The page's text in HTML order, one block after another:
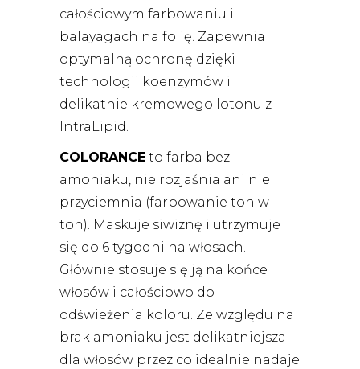
całościowym farbowaniu i
balayagach na folię. Zapewnia
optymalną ochronę dzięki
technologii koenzymów i
delikatnie kremowego lotonu z
IntraLipid.
COLORANCE to farba bez
amoniaku, nie rozjaśnia ani nie
przyciemnia (farbowanie ton w
ton). Maskuje siwiznę i utrzymuje
się do 6 tygodni na włosach.
Głównie stosuje się ją na końce
włosów i całościowo do
odświeżenia koloru. Ze względu na
brak amoniaku jest delikatniejsza
dla włosów przez co idealnie nadaje